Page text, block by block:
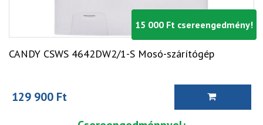
15 000 Ft csereengedmény!
CANDY CSWS 4642DW2/1-S Mosó-szárítógép
129 900 Ft